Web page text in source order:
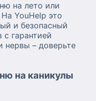
на лето или
YouHelp это
и безопасный
гарантией
нервы – доверьте
на каникулы